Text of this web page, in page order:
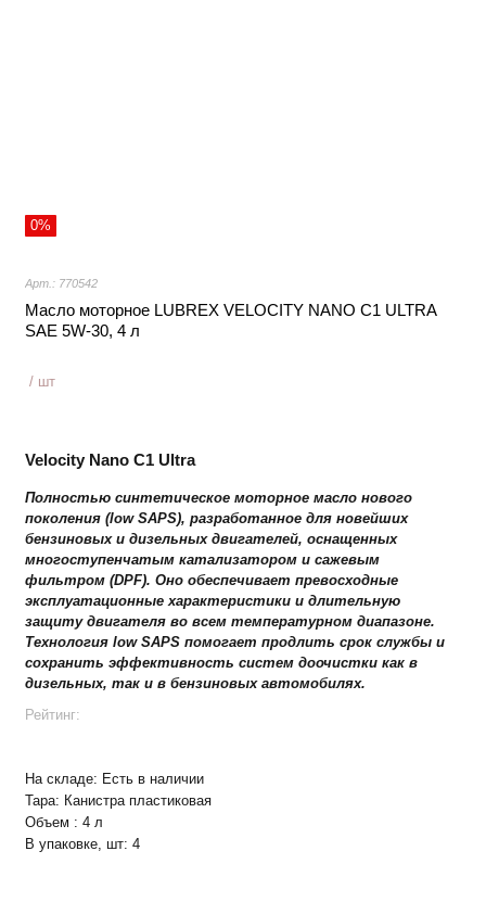
0%
Арт.: 770542
Масло моторное LUBREX VELOCITY NANO C1 ULTRA
SAE 5W-30, 4 л
/ шт
Velocity Nano C1 Ultra
Полностью синтетическое моторное масло нового
поколения (low SAPS), разработанное для новейших
бензиновых и дизельных двигателей, оснащенных
многоступенчатым катализатором и сажевым
фильтром (DPF). Оно обеспечивает превосходные
эксплуатационные характеристики и длительную
защиту двигателя во всем температурном диапазоне.
Технология low SAPS помогает продлить срок службы и
сохранить эффективность систем доочистки как в
дизельных, так и в бензиновых автомобилях.
Рейтинг:
На складе: Есть в наличии
Тара: Канистра пластиковая
Объем : 4 л
В упаковке, шт: 4